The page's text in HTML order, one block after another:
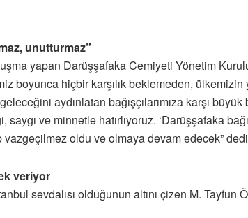
unutturmaz”
yapan Darüşşafaka Cemiyeti Yönetim
boyunca hiçbir karşılık beklemeden, ülkemizin
aydınlatan bağışçılarımıza karşı
ve minnetle hatırlıyoruz. ‘Darüşşafaka
oldu ve olmaya devam edecek”
veriyor
sevdalısı olduğunun altını çizen M. Tayfun